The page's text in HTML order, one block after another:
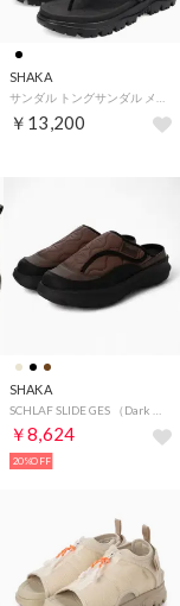
SHAKA
￥13,200
SHAKA
￥8,624
20%OFF